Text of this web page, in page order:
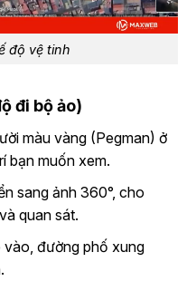
độ vệ tinh
đi bộ ảo)
màu vàng (Pegman) ở
bạn muốn xem.
sang ảnh 360°, cho
quan sát.
vào, đường phố xung